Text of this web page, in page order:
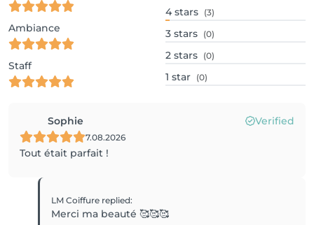
Ambiance
Staff
4 stars (3)
3 stars (0)
2 stars (0)
1 star (0)
Sophie Verified
7.08.2026
Tout était parfait !
LM Coiffure replied:
Merci ma beauté 🥰🥰🥰